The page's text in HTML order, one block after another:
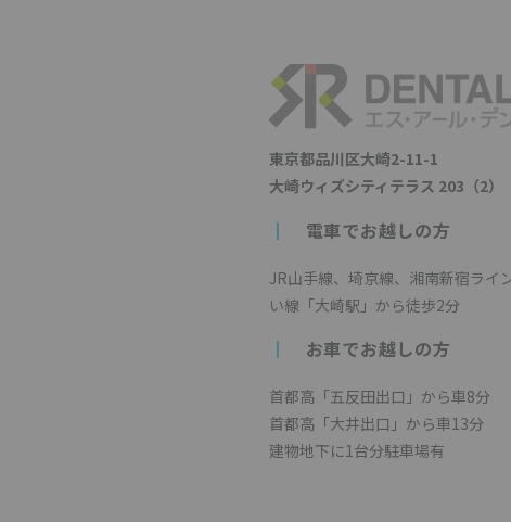
東京都品川区大崎2-11-1
大崎ウィズシティテラス 203（2）
┃ 電車でお越しの方
JR山手線、埼京線、湘南新宿ライ
い線「大崎駅」から徒歩2分
┃ お車でお越しの方
首都高「五反田出口」から車8分
首都高「大井出口」から車13分
建物地下に1台分駐車場有